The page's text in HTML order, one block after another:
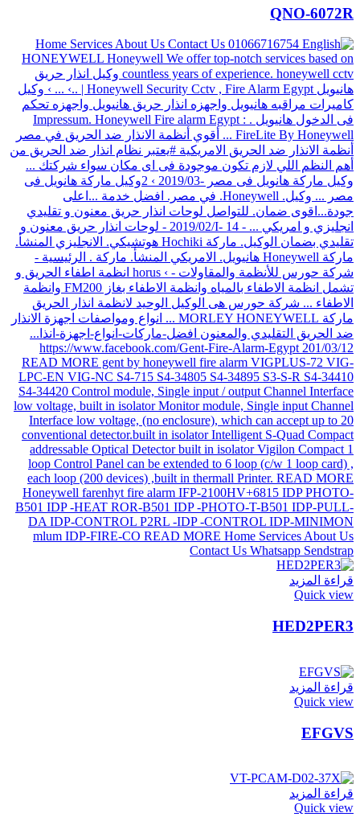
QNO-6072R
قراءة المزيد
Quick view
HED2PER3
قراءة المزيد
Quick view
EFGVS
قراءة المزيد
Quick view